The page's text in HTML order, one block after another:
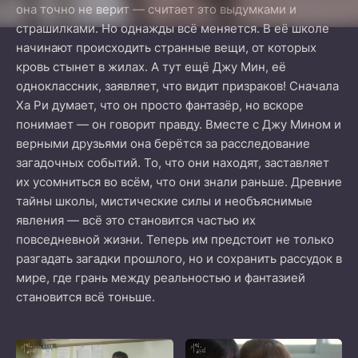
она точно не верит — считает это выдумками и
страшилками. Но однажды всё меняется. В её школе
начинают происходить странные вещи, от которых
кровь стынет в жилах. А тут ещё Джу Мин, её
одноклассник, заявляет, что видит призраков! Сначала
Ха Ри думает, что он просто фантазёр, но вскоре
понимает — он говорит правду. Вместе с Джу Мином и
верными друзьями она берётся за расследование
загадочных событий. То, что они находят, заставляет
их усомниться во всём, что они знали раньше. Древние
тайны школы, мистические силы и необъяснимые
явления — всё это становится частью их
повседневной жизни. Теперь им предстоит не только
разгадать загадки прошлого, но и сохранить рассудок в
мире, где грань между реальностью и фантазией
становится всё тоньше.